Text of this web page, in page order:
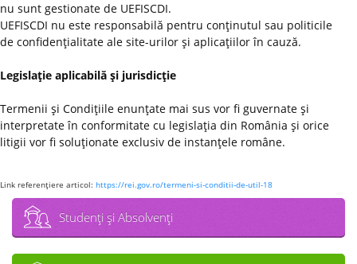
nu sunt gestionate de UEFISCDI.
UEFISCDI nu este responsabilă pentru conţinutul sau politicile
de confidenţialitate ale site-urilor şi aplicaţiilor în cauză.
Legislaţie aplicabilă şi jurisdicţie
Termenii şi Condiţiile enunţate mai sus vor fi guvernate şi
interpretate în conformitate cu legislaţia din România şi orice
litigii vor fi soluţionate exclusiv de instanţele române.
Link referenţiere articol: https://rei.gov.ro/termeni-si-conditii-de-util-18
Studenţi şi Absolvenţi